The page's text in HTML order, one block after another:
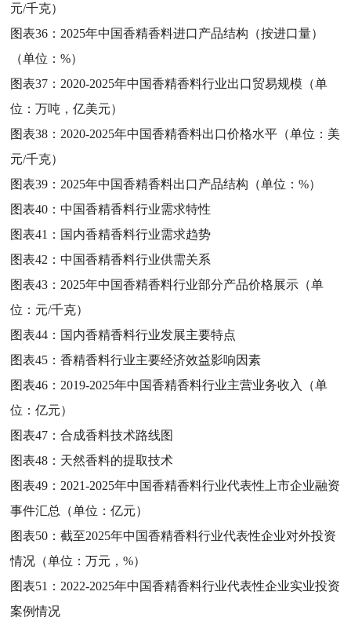
元/千克）
图表36： 2025年中国香精香料进口产品结构（按进口量）
（单位：%）
图表37： 2020-2025年中国香精香料行业出口贸易规模（单
位：万吨，亿美元）
图表38： 2020-2025年中国香精香料出口价格水平（单位：美
元/千克）
图表39： 2025年中国香精香料出口产品结构（单位：%）
图表40：中国香精香料行业需求特性
图表41： 国内香精香料行业需求趋势
图表42：中国香精香料行业供需关系
图表43： 2025年中国香精香料行业部分产品价格展示（单
位：元/千克）
图表44： 国内香精香料行业发展主要特点
图表45：香精香料行业主要经济效益影响因素
图表46： 2019-2025年中国香精香料行业主营业务收入（单
位：亿元）
图表47：合成香料技术路线图
图表48： 天然香料的提取技术
图表49： 2021-2025年中国香精香料行业代表性上市企业融资
事件汇总（单位：亿元）
图表50：截至2025年中国香精香料行业代表性企业对外投资
情况（单位：万元，%）
图表51： 2022-2025年中国香精香料行业代表性企业实业投资
案例情况